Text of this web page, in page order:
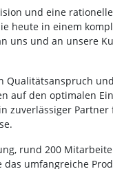
und eine
heute in einem
uns und an unsere
Qualitätsanspruch
auf den optimalen
zuverlässiger
rund 200
das umfangreiche